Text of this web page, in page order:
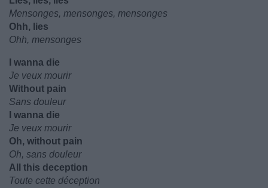
Mensonges, mensonges, mensonges
Ohh, lies
Ohh, mensonges
I wanna die
Je veux mourir
Without pain
Sans douleur
I wanna die
Je veux mourir
Oh, without pain
Oh, sans douleur
All this deception
Toute cette déception